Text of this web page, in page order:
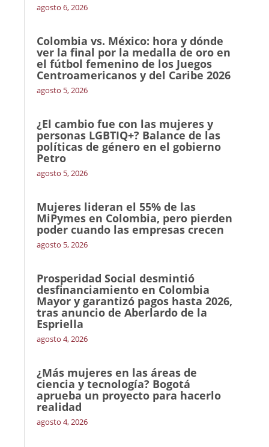
agosto 6, 2026
Colombia vs. México: hora y dónde
ver la final por la medalla de oro en
el fútbol femenino de los Juegos
Centroamericanos y del Caribe 2026
agosto 5, 2026
¿El cambio fue con las mujeres y
personas LGBTIQ+? Balance de las
políticas de género en el gobierno
Petro
agosto 5, 2026
Mujeres lideran el 55% de las
MiPymes en Colombia, pero pierden
poder cuando las empresas crecen
agosto 5, 2026
Prosperidad Social desmintió
desfinanciamiento en Colombia
Mayor y garantizó pagos hasta 2026,
tras anuncio de Aberlardo de la
Espriella
agosto 4, 2026
¿Más mujeres en las áreas de
ciencia y tecnología? Bogotá
aprueba un proyecto para hacerlo
realidad
agosto 4, 2026